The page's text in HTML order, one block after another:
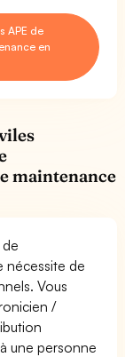
APE de
en
maintenance
nécessite de
Vous
/
une personne